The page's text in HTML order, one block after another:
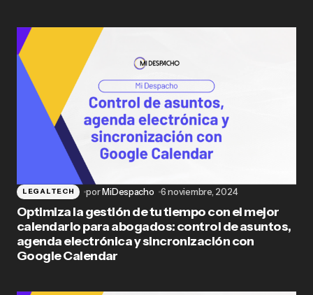
LEGALTECH porMiDespacho 6 noviembre, 2024
Optimiza la gestión de tu tiempo con el mejor
calendario para abogados: control de asuntos,
agenda electrónica y sincronización con
Google Calendar